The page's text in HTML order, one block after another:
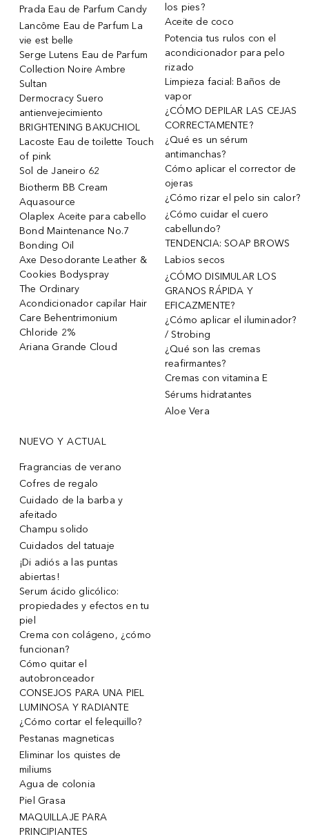
Prada Eau de Parfum Candy
Lancôme Eau de Parfum La
vie est belle
Serge Lutens Eau de Parfum
Collection Noire Ambre
Sultan
Dermocracy Suero
antienvejecimiento
BRIGHTENING BAKUCHIOL
Lacoste Eau de toilette Touch
of pink
Sol de Janeiro 62
Biotherm BB Cream
Aquasource
Olaplex Aceite para cabello
Bond Maintenance No.7
Bonding Oil
Axe Desodorante Leather &
Cookies Bodyspray
The Ordinary
Acondicionador capilar Hair
Care Behentrimonium
Chloride 2%
Ariana Grande Cloud
los pies?
Aceite de coco
Potencia tus rulos con el
acondicionador para pelo
rizado
Limpieza facial: Baños de
vapor
¿CÓMO DEPILAR LAS CEJAS
CORRECTAMENTE?
¿Qué es un sérum
antimanchas?
Cómo aplicar el corrector de
ojeras
¿Cómo rizar el pelo sin calor?
¿Cómo cuidar el cuero
cabellundo?
TENDENCIA: SOAP BROWS
Labios secos
¿CÓMO DISIMULAR LOS
GRANOS RÁPIDA Y
EFICAZMENTE?
¿Cómo aplicar el iluminador?
/ Strobing
¿Qué son las cremas
reafirmantes?
Cremas con vitamina E
Sérums hidratantes
Aloe Vera
NUEVO Y ACTUAL
Fragrancias de verano
Cofres de regalo
Cuidado de la barba y
afeitado
Champu solido
Cuidados del tatuaje
¡Di adiós a las puntas
abiertas!
Serum ácido glicólico:
propiedades y efectos en tu
piel
Crema con colágeno, ¿cómo
funcionan?
Cómo quitar el
autobronceador
CONSEJOS PARA UNA PIEL
LUMINOSA Y RADIANTE
¿Cómo cortar el felequillo?
Pestanas magneticas
Eliminar los quistes de
miliums
Agua de colonia
Piel Grasa
MAQUILLAJE PARA
PRINCIPIANTES